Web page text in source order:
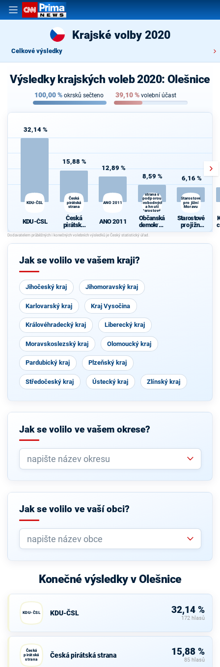
Krajské volby 2020
Celkové výsledky
Výsledky krajských voleb 2020: Olešnice
100,00% okrsků sečteno 39,10% volební účast
32,14 %
KDU-ČSL
KDU-ČSL
15,88 %
Česká
pirátská
strana
Česká
pirátská
strana
12,89 %
ANO 2011
ANO 2011
8,59 %
strana s
podporou
Svobodných
a hnutí
Starostové a
osobnosti
pro Moravu
Občanská
demokrati
cká strana
s podporou
Svobodný
Starostové
Moravu
6,16 %
Starostové
pro jižní
Moravu
Starostové
pro jižní
Moravu
Jak se volilo ve vašem kraji?
Jihočeský kraj Jihomoravský kraj
Karlovarský kraj Kraj Vysočina
Královéhradecký kraj Liberecký kraj
Moravskoslezský kraj Olomoucký kraj
Pardubický kraj Plzeňský kraj
Středočeský kraj Ústecký kraj Zlínský kraj
Jak se volilo ve vašem okrese?
Jak se volilo ve vaší obci?
Konečné výsledky v Olešnice
KDU-ČSL KDU-ČSL 32,14 %
172 hlasů
Česká
pirátská
strana
Česká pirátská strana 15,88 %
85 hlasů